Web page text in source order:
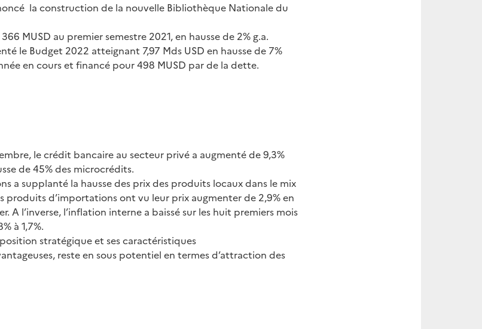
la construction de la nouvelle Bibliothèque Nationale du
MUSD au premier semestre 2021, en hausse de 2% g.a.
le Budget 2022 atteignant 7,97 Mds USD en hausse de 7%
en cours et financé pour 498 MUSD par de la dette.
le crédit bancaire au secteur privé a augmenté de 9,3%
de 45% des microcrédits.
a supplanté la hausse des prix des produits locaux dans le mix
produits d’importations ont vu leur prix augmenter de 2,9% en
A l’inverse, l’inflation interne a baissé sur les huit premiers mois
à 1,7%.
stratégique et ses caractéristiques
reste en sous potentiel en termes d’attraction des